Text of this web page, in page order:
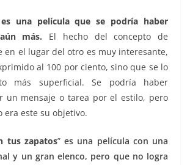
es una película que se podría haber
más. El hecho del concepto de
en el lugar del otro es muy interesante,
al 100 por ciento, sino que se lo
más superficial. Se podría haber
un mensaje o tarea por el estilo, pero
era este su objetivo.
tus zapatos”es una película con una
y un gran elenco, pero que no logra